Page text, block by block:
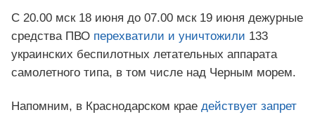
С 20.00 мск 18 июня до 07.00 мск 19 июня дежурные
средства ПВО перехватили и уничтожили 133
украинских беспилотных летательных аппарата
самолетного типа, в том числе над Черным морем.
Напомним, в Краснодарском крае действует запрет